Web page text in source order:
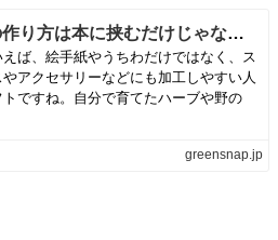
押し花の作り方は本に挟むだけじゃない？簡単にできる3つのやり方｜🍀GreenSnap（グリーンスナップ）
ば、絵手紙やうちわだけではなく、ス
アクセサリーなどにも加工しやすい人
ですね。自分で育てたハーブや野の
greensnap.jp